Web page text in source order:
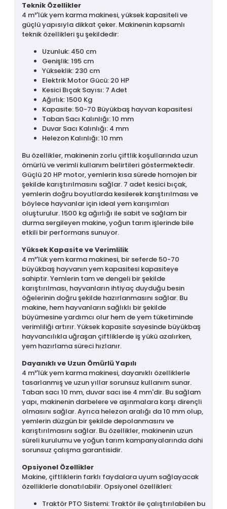
Teknik Özellikler
4 m³'lük yem karma makinesi, yüksek kapasiteli ve
güçlü yapısıyla dikkat çeker. Makinenin kapsamlı
teknik özellikleri şu şekildedir:
Uzunluk: 450 cm
Genişlik: 195 cm
Yükseklik: 230 cm
Elektrik Motor Gücü: 20 HP
Kesici Bıçak Sayısı: 7 Adet
Ağırlık: 1500 Kg
Kapasite: 50-70 Büyükbaş hayvan kapasitesi
Taban Sacı Kalınlığı: 10 mm
Duvar Sacı Kalınlığı: 4 mm
Helezon Kalınlığı: 10 mm
Bu özellikler, makinenin zorlu çiftlik koşullarında uzun
ömürlü ve verimli kullanım belirtileri göstermektedir.
Güçlü 20 HP motor, yemlerin kısa sürede homojen bir
şekilde karıştırılmasını sağlar. 7 adet kesici bıçak,
yemlerin doğru boyutlarda kesilerek karıştırılması ve
böylece hayvanlar için ideal yem karışımları
oluşturulur. 1500 kg ağırlığı ile sabit ve sağlam bir
durma sergileyen makine, yoğun tarım işlerinde bile
etkili bir performans sunuyor.
Yüksek Kapasite ve Verimlilik
4 m³'lük yem karma makinesi, bir seferde 50-70
büyükbaş hayvanın yem kapasitesi kapasiteye
sahiptir. Yemlerin tam ve dengeli bir şekilde
karıştırılması, hayvanların ihtiyaç duyduğu besin
öğelerinin doğru şekilde hazırlanmasını sağlar. Bu
makine, hem hayvanların sağlıklı bir şekilde
büyümesine yardımcı olur hem de yem tüketiminde
verimliliği artırır. Yüksek kapasite sayesinde büyükbaş
hayvancılıkla uğraşan çiftliklerde iş yükü azalırken,
yem hazırlama süreci hızlanır.
Dayanıklı ve Uzun Ömürlü Yapılı
4 m³'lük yem karma makinesi, dayanıklı özelliklerle
tasarlanmış ve uzun yıllar sorunsuz kullanım sunar.
Taban sacı 10 mm, duvar sacı ise 4 mm'dir. Bu sağlam
yapı, makinenin darbelere ve aşınmalara karşı dirençli
olmasını sağlar. Ayrıca helezon aralığı da 10 mm olup,
yemlerin düzgün bir şekilde depolanmasını ve
karıştırılmasını sağlar. Bu özellikler, makinenin uzun
süreli kurulumu ve yoğun tarım kampanyalarında dahi
sorunsuz çalışma garantisidir.
Opsiyonel Özellikler
Makine, çiftliklerin farklı faydalara uyum sağlayacak
özelliklerle donatılabilir. Opsiyonel özellikleri:
Traktör PTO Sistemi: Traktör ile çalıştırılabilen bu